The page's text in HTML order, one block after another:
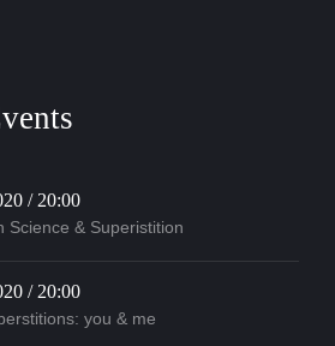
/ 20:00
Science & Superistition
/ 20:00
you & me